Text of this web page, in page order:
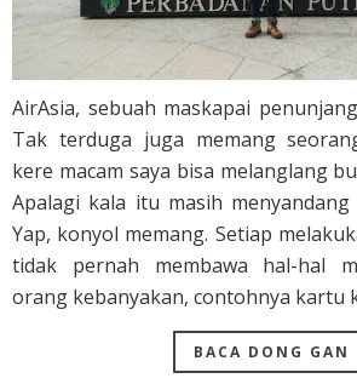
AirAsia, sebuah maskapai
Tak terduga juga memang
kere macam saya bisa melanglang
Apalagi kala itu masih menyandang
Yap, konyol memang. Setiap
tidak pernah membawa hal-hal
orang kebanyakan, contohnya kartu
BACA DONG GAN